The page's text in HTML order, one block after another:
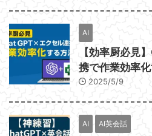
AI
【効率厨必見
携で作業効率
2025/5/9
AI AI英会話